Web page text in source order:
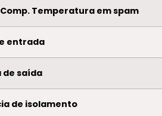
Temperatura em spam
entrada
de saída
de isolamento